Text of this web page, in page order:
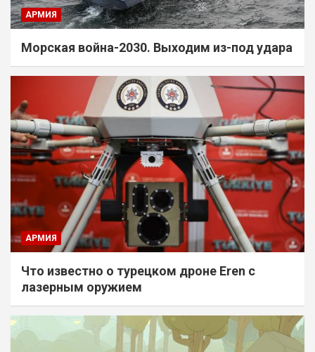
АРМИЯ
Морская война-2030. Выходим из-под удара
АРМИЯ
Что известно о турецком дроне Eren с
лазерным оружием